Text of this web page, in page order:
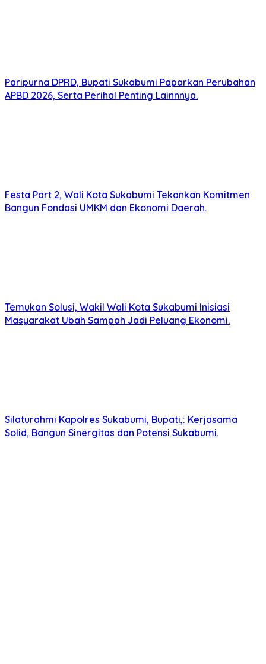
Paripurna DPRD, Bupati Sukabumi Paparkan Perubahan
APBD 2026, Serta Perihal Penting Lainnnya.
Festa Part 2, Wali Kota Sukabumi Tekankan Komitmen
Bangun Fondasi UMKM dan Ekonomi Daerah.
Temukan Solusi, Wakil Wali Kota Sukabumi Inisiasi
Masyarakat Ubah Sampah Jadi Peluang Ekonomi.
Silaturahmi Kapolres Sukabumi, Bupati,: Kerjasama
Solid, Bangun Sinergitas dan Potensi Sukabumi.